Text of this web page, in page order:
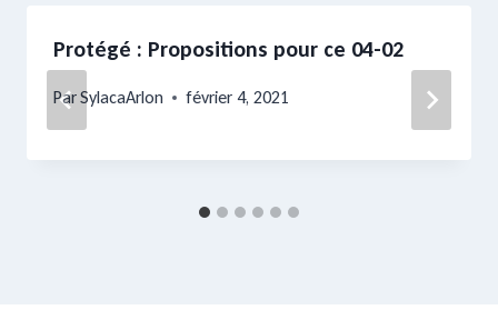
Protégé : Propositions pour ce 04-02
ParSylacaArlon février 4, 2021